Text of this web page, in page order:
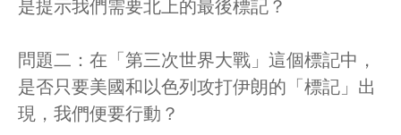
是提示我們需要北上的最後標記？
問題二：在「第三次世界大戰」這個標記中，
是否只要美國和以色列攻打伊朗的「標記」出
現，我們便要行動？